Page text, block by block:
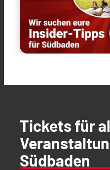
Tickets für
Südbaden